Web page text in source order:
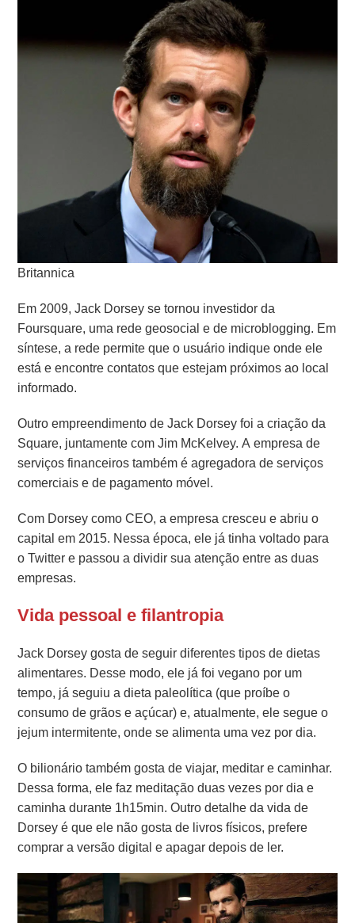
Britannica
Em 2009, Jack Dorsey se tornou investidor da
Foursquare, uma rede geosocial e de microblogging. Em
síntese, a rede permite que o usuário indique onde ele
está e encontre contatos que estejam próximos ao local
informado.
Outro empreendimento de Jack Dorsey foi a criação da
Square, juntamente com Jim McKelvey. A empresa de
serviços financeiros também é agregadora de serviços
comerciais e de pagamento móvel.
Com Dorsey como CEO, a empresa cresceu e abriu o
capital em 2015. Nessa época, ele já tinha voltado para
o Twitter e passou a dividir sua atenção entre as duas
empresas.
Vida pessoal e filantropia
Jack Dorsey gosta de seguir diferentes tipos de dietas
alimentares. Desse modo, ele já foi vegano por um
tempo, já seguiu a dieta paleolítica (que proíbe o
consumo de grãos e açúcar) e, atualmente, ele segue o
jejum intermitente, onde se alimenta uma vez por dia.
O bilionário também gosta de viajar, meditar e caminhar.
Dessa forma, ele faz meditação duas vezes por dia e
caminha durante 1h15min. Outro detalhe da vida de
Dorsey é que ele não gosta de livros físicos, prefere
comprar a versão digital e apagar depois de ler.